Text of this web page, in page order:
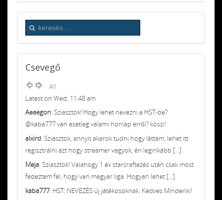
Csevegő
All
Latest on Wed, 11:48 am
Aeaegon: Sziasztok! Hogy lehet nevezni a HST-be?
@kaba777 van esetleg valami honlap erről? köszi!
alxird: Sziasztok, annyit akarok tudni hogy láttam, lehet itt
regisztrálni azt hogy streamer vagyok, én leginkább [...]
Meja: Sziasztok! Valahogy 1 év starcraftezés után csak most
fedeztem fel, hogy van magyar liga. Hogyan lehet [...]
kaba777: HST: NEVEZÉS új játékosoknak. Kedves Mindenki!